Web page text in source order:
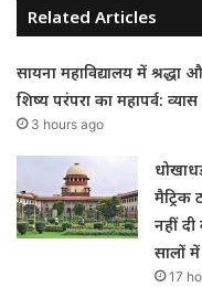
Related Articles
सायना महाविद्यालय में
शिष्य परंपरा का महापर्व:
3 hours ago
मैट्रिक
नहीं
सालों
17